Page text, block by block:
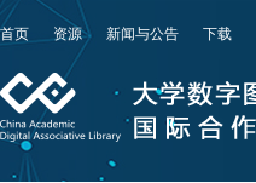
首页 资源 新闻与公告 下载